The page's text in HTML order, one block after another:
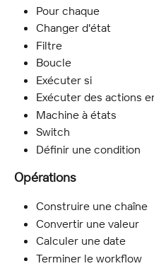
Pour chaque
Changer d'état
Filtre
Boucle
Exécuter si
Exécuter des actions
Machine à états
Switch
Définir une condition
Opérations
Construire une chaîne
Convertir une valeur
Calculer une date
Terminer le workflow